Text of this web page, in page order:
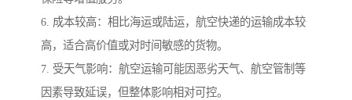
6. 成本较高：相比海运或陆运，航空快递的运输成本较
高，适合高价值或对时间敏感的货物。
7. 受天气影响：航空运输可能因恶劣天气、航空管制等
因素导致延误，但整体影响相对可控。